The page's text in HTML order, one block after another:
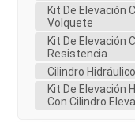
Kit De Elevación
Volquete
Kit De Elevación
Resistencia
Cilindro
Kit De Elevación
Con Cilindro